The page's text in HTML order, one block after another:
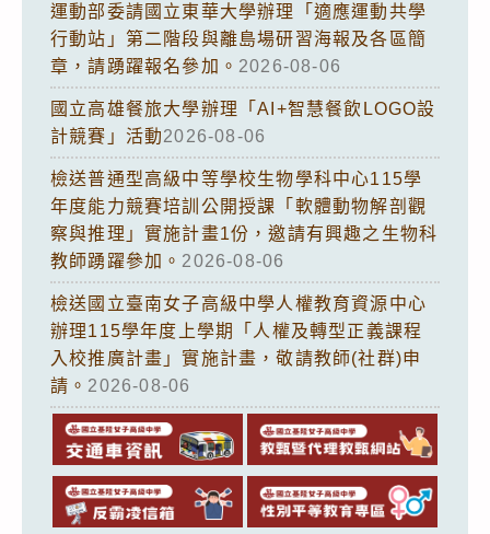
運動部委請國立東華大學辦理「適應運動共學
行動站」第二階段與離島場研習海報及各區簡
章，請踴躍報名參加。 2026-08-06
國立高雄餐旅大學辦理「AI+智慧餐飲LOGO設
計競賽」活動2026-08-06
檢送普通型高級中等學校生物學科中心115學
年度能力競賽培訓公開授課「軟體動物解剖觀
察與推理」實施計畫1份，邀請有興趣之生物科
教師踴躍參加。 2026-08-06
檢送國立臺南女子高級中學人權教育資源中心
辦理115學年度上學期「人權及轉型正義課程
入校推廣計畫」實施計畫，敬請教師(社群)申
請。 2026-08-06